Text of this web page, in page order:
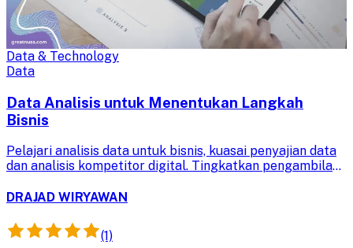
Data & Technology
Data
Data Analisis untuk Menentukan Langkah
Bisnis
Pelajari analisis data untuk bisnis, kuasai penyajian data
dan analisis kompetitor digital. Tingkatkan pengambilan
yang akurat dan efektif.
DRAJAD WIRYAWAN
(1)